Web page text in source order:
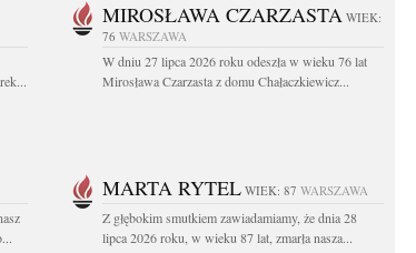
MIROSŁAWA CZARZASTA WIEK:
76 WARSZAWA
W dniu 27 lipca 2026 roku odeszła w wieku 76 lat
Mirosława Czarzasta z domu Chałaczkiewicz...
MARTA RYTEL WIEK: 87 WARSZAWA
Z głębokim smutkiem zawiadamiamy, że dnia 28
lipca 2026 roku, w wieku 87 lat, zmarła nasza...